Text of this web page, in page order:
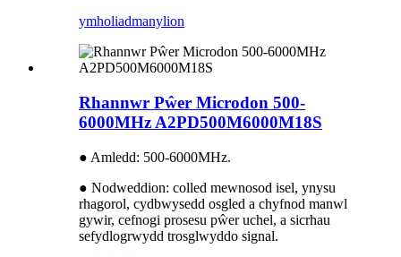
ymholiadmanylion
Rhannwr Pŵer Microdon 500-
6000MHz A2PD500M6000M18S
● Amledd: 500-6000MHz.
● Nodweddion: colled mewnosod isel, ynysu
rhagorol, cydbwysedd osgled a chyfnod manwl
gywir, cefnogi prosesu pŵer uchel, a sicrhau
sefydlogrwydd trosglwyddo signal.